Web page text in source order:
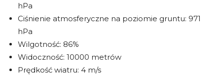
hPa
Ciśnienie atmosferyczne na poziomie gruntu: 971
hPa
Wilgotność: 86%
Widoczność: 10000 metrów
Prędkość wiatru: 4 m/s